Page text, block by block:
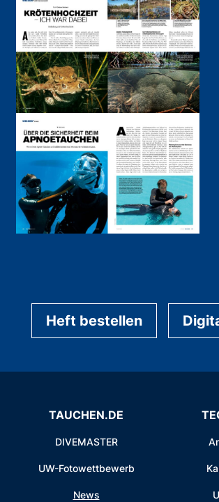
Heft bestellen
TAUCHEN.DE
DIVEMASTER
UW-Fotowettbewerb
News